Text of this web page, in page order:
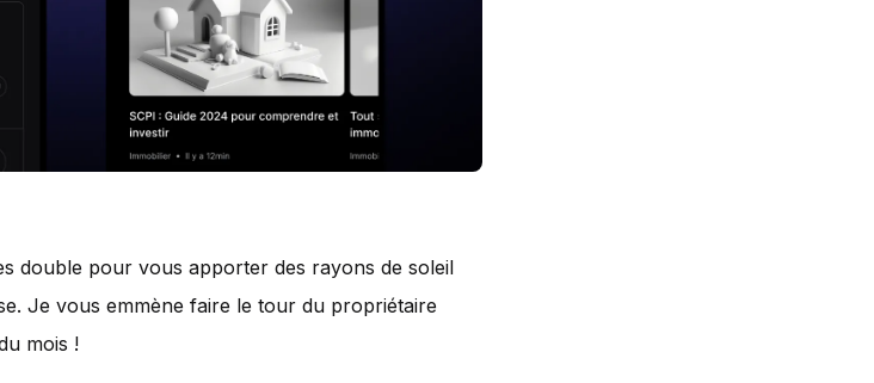
double pour vous apporter des rayons de soleil
Je vous emmène faire le tour du propriétaire
mois !